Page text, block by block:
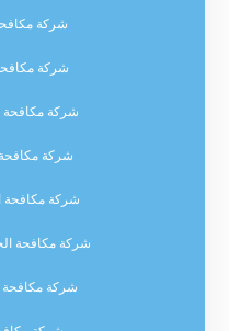
شركة
شركة
شركة
شركة
شركة مكافحة
شركة مكافحة
شركة